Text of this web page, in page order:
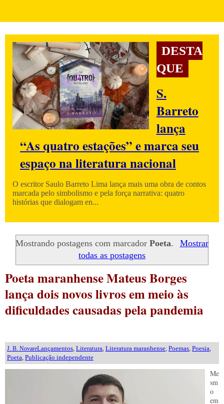
DESTA
QUE
S.
Barreto
lança
“As quatro estações” e marca seu
espaço na literatura nacional
O escritor Saulo Barreto Lima lança mais uma obra de contos
marcada pelo simbolismo e pela força narrativa: quatro
histórias que dialogam en...
Mostrando postagens com marcadorPoeta.
Mostrar
todas as postagens
Poeta maranhense Mateus Borges
lança dois novos livros em meio às
dificuldades causadas pela pandemia
J. B. NovareLançamentos Literatura Literatura maranhense Poemas Poesia
Poeta Publicação independente
Me
sm
o
em